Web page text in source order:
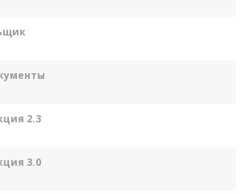
2.3
3.0